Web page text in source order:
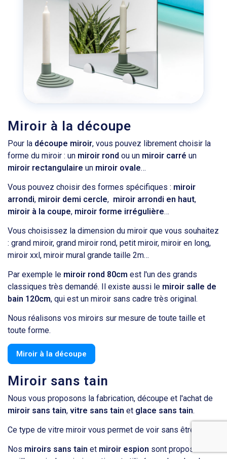
Miroir à la découpe
Pour la découpe miroir, vous pouvez librement choisir la
forme du miroir : un miroir rond ou un miroir carré un
miroir rectangulaire un miroir ovale…
Vous pouvez choisir des formes spécifiques : miroir
arrondi, miroir demi cercle, miroir arrondi en haut,
miroir à la coupe, miroir forme irrégulière…
Vous choisissez la dimension du miroir que vous souhaitez
: grand miroir, grand miroir rond, petit miroir, miroir en long,
miroir xxl, miroir mural grande taille 2m…
Par exemple le miroir rond 80cm est l'un des grands
classiques très demandé. Il existe aussi le miroir salle de
bain 120cm, qui est un miroir sans cadre très original.
Nous réalisons vos miroirs sur mesure de toute taille et
toute forme.
Miroir à la découpe
Miroir sans tain
Nous vous proposons la fabrication, découpe et l'achat de
miroir sans tain, vitre sans tain et glace sans tain.
Ce type de vitre miroir vous permet de voir sans être vu.
Nos miroirs sans tain et miroir espion sont proposés au